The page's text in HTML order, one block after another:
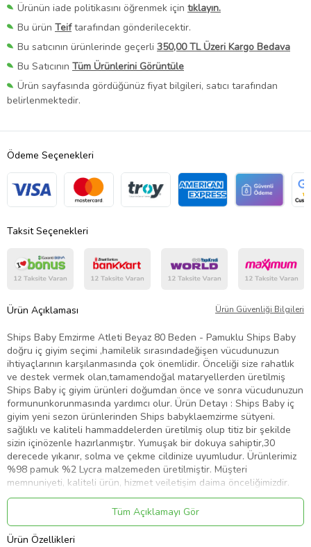
Ürünün iade politikasını öğrenmek için tıklayın.
Bu ürün Teiftarafından gönderilecektir.
Bu satıcının ürünlerinde geçerli 350,00 TL Üzeri Kargo Bedava
Bu Satıcının Tüm Ürünlerini Görüntüle
Ürün sayfasında gördüğünüz fiyat bilgileri, satıcı tarafından
belirlenmektedir.
Ödeme Seçenekleri
Taksit Seçenekleri
Ürün Açıklaması Ürün Güvenliği Bilgileri
Ships Baby Emzirme Atleti Beyaz 80 Beden - Pamuklu Ships Baby
doğru iç giyim seçimi ,hamilelik sırasındadeğişen vücudunuzun
ihtiyaçlarının karşılanmasında çok önemlidir. Önceliği size rahatlık
ve destek vermek olan,tamamendoğal mataryellerden üretilmiş
Ships Baby iç giyim ürünleri doğumdan önce ve sonra vücudunuzun
formununkorunmasında yardımcı olur. Ürün Detayı : Ships Baby iç
giyim yeni sezon ürünlerinden Ships babyklaemzirme sütyeni.
sağlıklı ve kaliteli hammaddelerden üretilmiş olup titiz bir şekilde
sizin içinözenle hazırlanmıştır. Yumuşak bir dokuya sahiptir,30
derecede yıkanır, solma ve çekme cildinize uyumludur. Ürünlerimiz
%98 pamuk %2 Lycra malzemeden üretilmiştir. Müşteri
memnuniyeti, kaliteli ürün, hizmet veiletişim daima önceliğimizdir.
Sayın tüketici,satın almış olduğunuz bu ürünün cilt kanserine neden
olabilecek hiçbirkanserojen madde içermediği Azo testi ile
belgelenmiştir. Bundan sonra da yapacağınız tüm alışverişlerinizde
Azo testindengeçerek hiçbir kanserojen madde içermediği
Tüm Açıklamayı Gör
Ürün Özellikleri